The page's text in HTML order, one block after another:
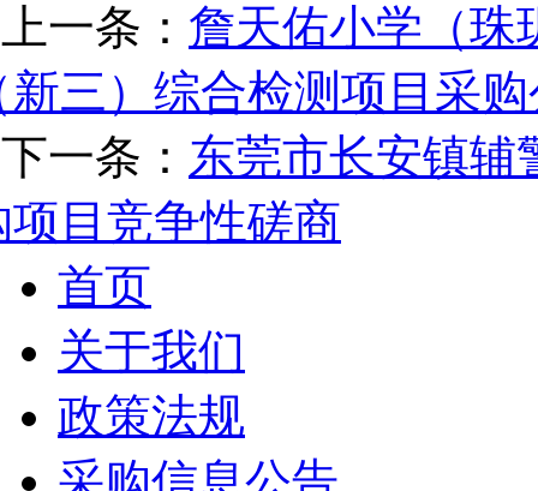
上一条： 詹天佑小学（珠
新三）综合检测项目采
下一条： 东莞市长安镇辅
项目竞争性磋商
首页
关于我们
政策法规